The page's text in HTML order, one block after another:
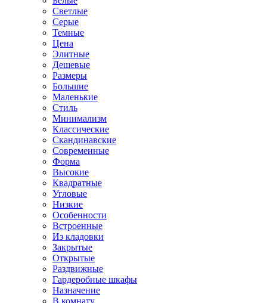
Светлые
Серые
Темные
Цена
Элитные
Дешевые
Размеры
Большие
Маленькие
Стиль
Минимализм
Классические
Скандинавские
Современные
Форма
Высокие
Квадратные
Угловые
Низкие
Особенности
Встроенные
Из кладовки
Закрытые
Открытые
Раздвижные
Гардеробные шкафы
Назначение
В комнату